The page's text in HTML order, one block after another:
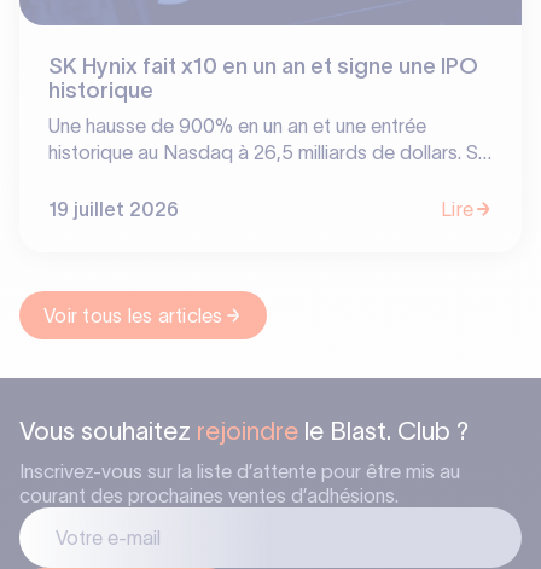
SK Hynix fait x10 en un an et signe une IPO
historique
Une hausse de 900% en un an et une entrée
historique au Nasdaq à 26,5 milliards de dollars. SK
pour une entreprise étrangère, devançant même
récompense dix ans de résilience dans le brouillard.
19 juillet 2026 Lire
Voir tous les articles
Vous souhaitez rejoindre le Blast. Club ?
Inscrivez-vous sur la liste d’attente pour être mis au
courant des prochaines ventes d’adhésions.